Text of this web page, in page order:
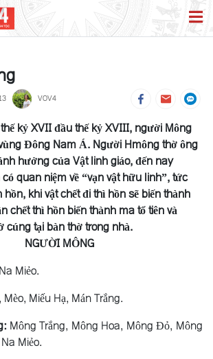
VOV4
kỷ XVII đầu thế kỷ XVIII, người Mông
Đông Nam Á. Người Hmông thờ ông
hưởng của Vật linh giáo, đến nay
quan niệm về “vạn vật hữu linh”, tức
khi vật chết đi thì hồn sẽ biến thành
chết thì hồn biến thành ma tổ tiên và
tại bàn thờ trong nhà.
NGƯỜI MÔNG
Miẻo.
Mèo, Miếu Hạ, Mán Trắng.
Mông Trắng, Mông Hoa, Mông Ðỏ, Mông
Miẻo.